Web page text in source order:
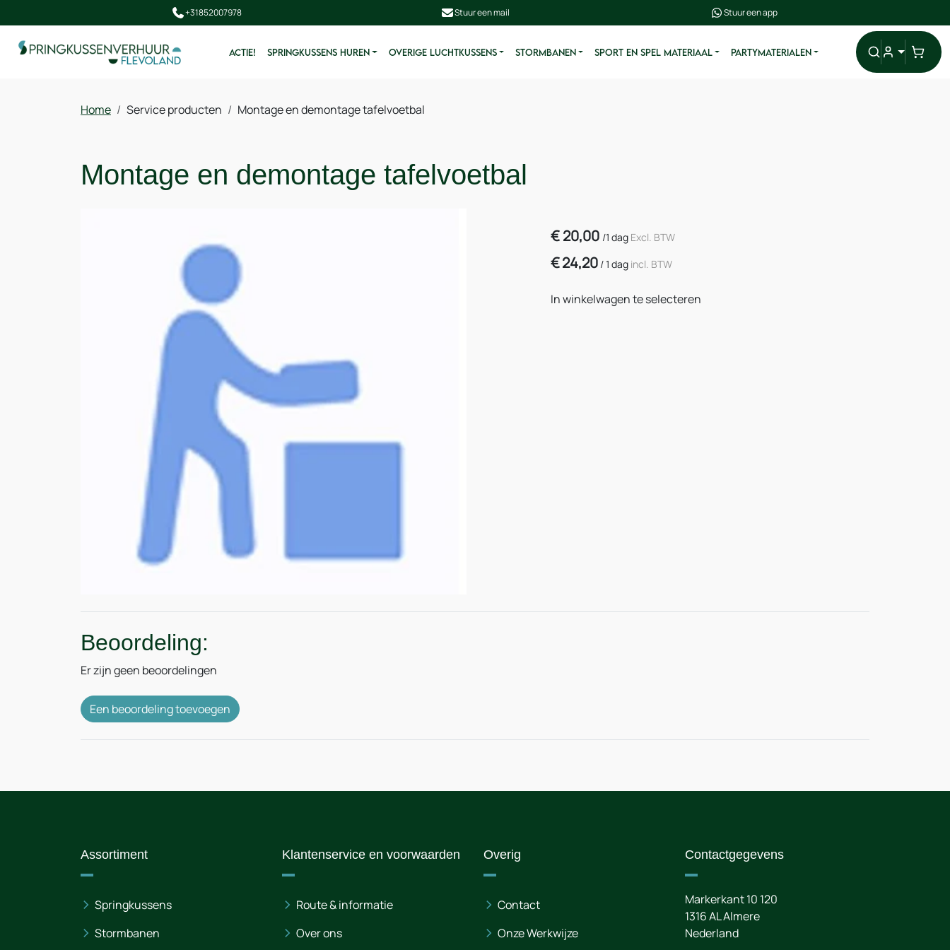
+31852007978 Stuur een mail Stuur een app
ACTIE! SPRINGKUSSENS HUREN OVERIGE LUCHTKUSSENS STORMBANEN SPORT EN SPEL MATERIAAL PARTYMATERIALEN
Home Service producten Montage en demontage tafelvoetbal
Montage en demontage tafelvoetbal
€20,00 /1 dag Excl. BTW
€24,20 /1 dag incl. BTW
In winkelwagen te selecteren
Beoordeling:
Er zijn geen beoordelingen
Een beoordeling toevoegen
Assortiment
Springkussens
Stormbanen
Klantenservice en voorwaarden
Route & informatie
Over ons
Overig
Contact
Onze Werkwijze
Contactgegevens
Markerkant 10 120
1316 ALAlmere
Nederland